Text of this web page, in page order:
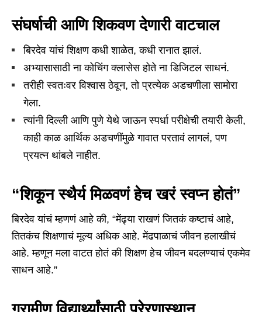
संघर्षाची आणि शिकवण देणारी वाटचाल
बिरदेव यांचं शिक्षण कधी शाळेत, कधी रानात झालं.
अभ्यासासाठी ना कोचिंग क्लासेस होते ना डिजिटल साधनं.
तरीही स्वतःवर विश्वास ठेवून, तो प्रत्येक अडचणीला सामोरा
गेला.
त्यांनी दिल्ली आणि पुणे येथे जाऊन स्पर्धा परीक्षेची तयारी केली,
काही काळ आर्थिक अडचणींमुळे गावात परतावं लागलं, पण
प्रयत्न थांबले नाहीत.
“शिकून स्थैर्य मिळवणं हेच खरं स्वप्न होतं”
बिरदेव यांचं म्हणणं आहे की, “मेंढ्या राखणं जितकं कष्टाचं आहे,
तितकंच शिक्षणाचं मूल्य अधिक आहे. मेंढपाळाचं जीवन हलाखीचं
आहे. म्हणून मला वाटत होतं की शिक्षण हेच जीवन बदलण्याचं एकमेव
साधन आहे.”